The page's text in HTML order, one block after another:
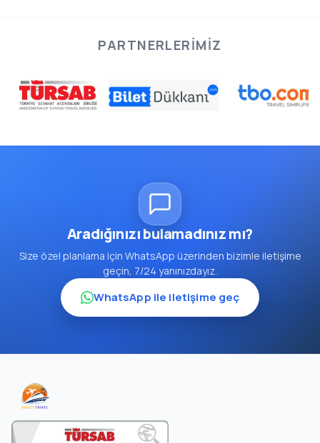
PARTNERLERIMIZ
Aradığınızı bulamadınız mı?
Size özel planlama için WhatsApp üzerinden bizimle iletişime
geçin, 7/24 yanınızdayız.
WhatsApp ile iletişime geç